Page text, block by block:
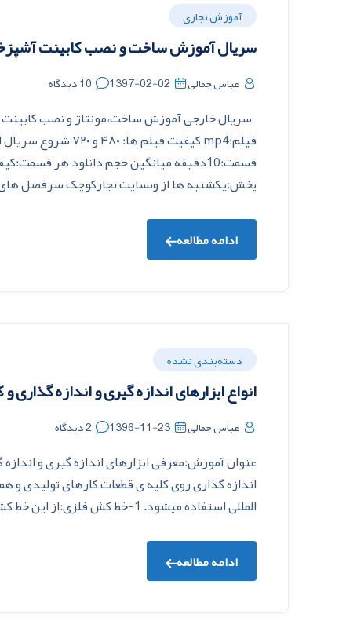
آموزش نجاری
سریال آموزش ساخت و نصب کابینت
عباس جمالی 1397-02-02 10 دیدگاه
سریال خارجی آموزش ساخت،مونتاژ و نصب
پخش:یکشنبه ها از وبسایت نجارکوچک سرفصل
ادامه مطالعه
دسته‌بندی نشده
انواع ابزارهای اندازه گیری و اندازه گذاری و
عباس جمالی 1396-11-23 2 دیدگاه
عنوان آموزش:معرفی ابزارهای اندازه گیری و اندازه
اندازه گذارى روى کليه ى قطعات کارهاى توليدى
المللى استفاده میشود. 1-خط کش فلزی:از اين خط کش بيشتر براى اندازه گيرى طول،خط کشی و […]
ادامه مطالعه